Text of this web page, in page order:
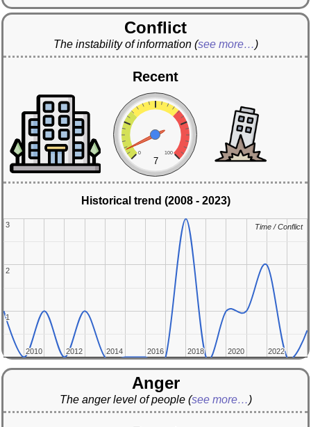
Conflict
The instability of information (see more…)
Recent
0 100
7
Historical trend (2008 - 2023)
2010
2010 2012
2012 2014
2014 2016
2016 2018
2018 2020
2020 2022
2022
11
2
2
3
3 Time / Conflict
Time / Conflict
Anger
The anger level of people (see more…)